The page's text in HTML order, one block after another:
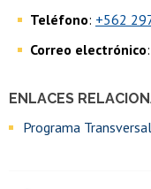
ENLACES
Programa
Teléfono: +562
Correo electrónico: